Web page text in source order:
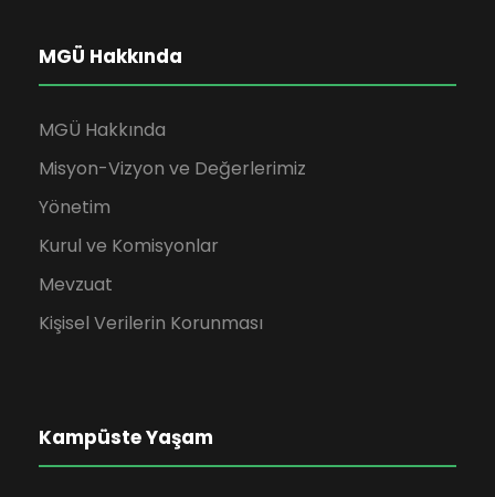
MGÜ Hakkında
MGÜ Hakkında
Misyon-Vizyon ve Değerlerimiz
Yönetim
Kurul ve Komisyonlar
Mevzuat
Kişisel Verilerin Korunması
Kampüste Yaşam